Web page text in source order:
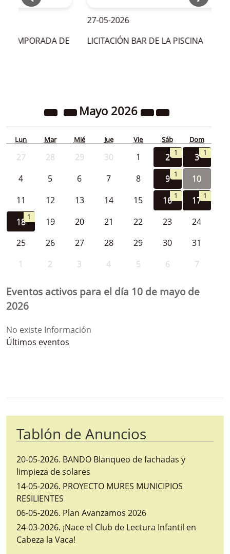
TEMPORADA DE
27-05-2026
LICITACIÓN BAR DE LA PISCINA
Mayo 2026
Lun Mar Mié Jue Vie Sáb Dom
27 28 29 30 1 2 1 3 1
4 5 6 7 8 9 1
10
11
12 13 14 15 16 1 17 1
18 1 19 20 21 22 23
24
25
26 27 28 29 30
31
1
2 3 4 5 6 7
Eventos activos para el día 10 de mayo de
2026
No existe Información
Últimos eventos
Tablón de Anuncios
20-05-2026. BANDO Blanqueo de fachadas y
limpieza de solares
14-05-2026. PROYECTO MURES MUNICIPIOS
RESILIENTES
06-05-2026. Plan Avanzamos 2026
24-03-2026. ¡Nace el Club de Lectura Infantil en
Cabeza la Vaca!